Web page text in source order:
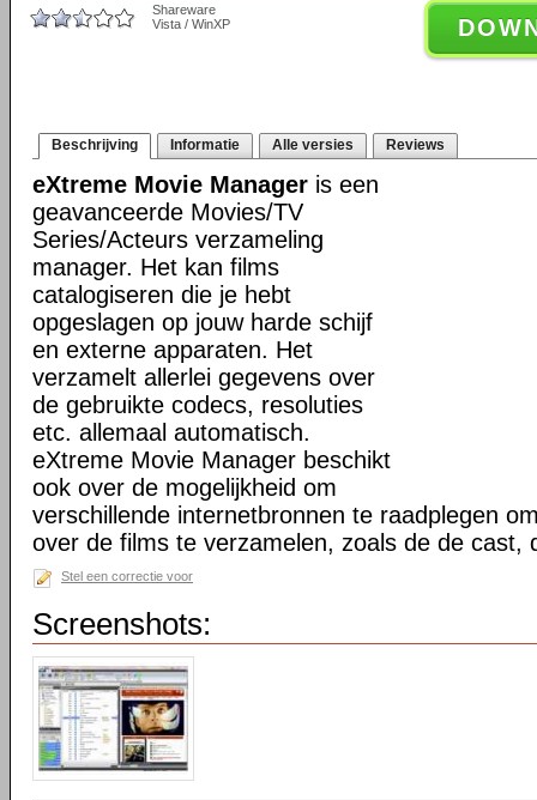
Shareware
Vista / WinXP
Beschrijving Informatie Alle versies Reviews
eXtreme Movie Manager is een
geavanceerde Movies/TV
Series/Acteurs verzameling
manager. Het kan films
catalogiseren die je hebt
opgeslagen op jouw harde schijf
en externe apparaten. Het
verzamelt allerlei gegevens over
de gebruikte codecs, resoluties
etc. allemaal automatisch.
eXtreme Movie Manager beschikt
ook over de mogelijkheid om
verschillende internetbronnen te raadplegen
over de films te verzamelen, zoals de de cast,
Stel een correctie voor
Screenshots: